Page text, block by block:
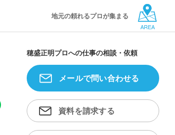
地元の頼れるプロが集まる
AREA
穂盛正明プロへの仕事の相談・依頼
メールで問い合わせる
資料を請求する